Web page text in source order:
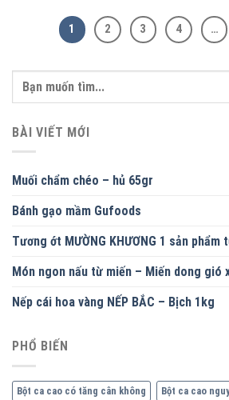
1 2 3 4 …
BÀI VIẾT MỚI
Muối chẩm chéo – hủ 65gr
Bánh gạo mầm Gufoods
Tương ớt MƯỜNG KHƯƠNG 1 sản phẩm
Món ngon nấu từ miến – Miến dong gió
Nếp cái hoa vàng NẾP BẮC – Bịch 1kg
PHỔ BIẾN
Bột ca cao có tăng cân không Bột ca cao